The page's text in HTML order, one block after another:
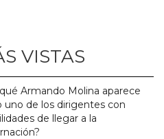
VISTAS
Armando Molina aparece
uno de los dirigentes con
de llegar a la